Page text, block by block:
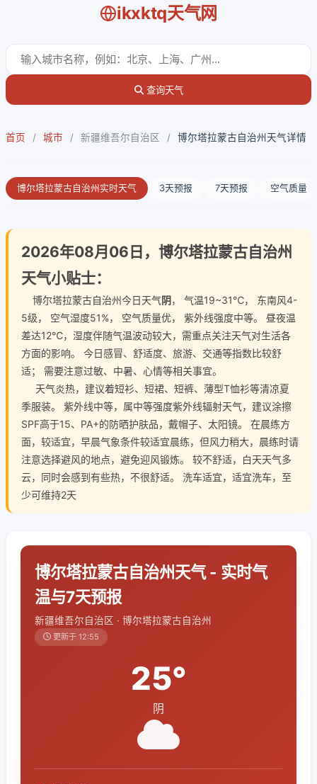
ikxktq天气网
查询天气
首页 / 城市 / 新疆维吾尔自治区 / 博尔塔拉蒙古自治州天气详情
博尔塔拉蒙古自治州实时天气 3天预报 7天预报 空气质量
2026年08月06日，博尔塔拉蒙古自治州
天气小贴士：
博尔塔拉蒙古自治州今日天气阴， 气温19~31℃， 东南风4-
5级， 空气湿度51%， 空气质量优， 紫外线强度中等。 昼夜温
差达12℃，湿度伴随气温波动较大，需重点关注天气对生活各
方面的影响。 今日感冒、舒适度、旅游、交通等指数比较舒
适； 需要注意过敏、中暑、心情等相关事宜。
天气炎热，建议着短衫、短裙、短裤、薄型T恤衫等清凉夏
季服装。 紫外线中等，属中等强度紫外线辐射天气，建议涂擦
SPF高于15、PA+的防晒护肤品，戴帽子、太阳镜。 在晨练方
面，较适宜，早晨气象条件较适宜晨练，但风力稍大，晨练时请
注意选择避风的地点，避免迎风锻炼。 较不舒适，白天天气多
云，同时会感到有些热，不很舒适。 洗车适宜，适宜洗车，至
少可维持2天
博尔塔拉蒙古自治州天气 - 实时气
温与7天预报
新疆维吾尔自治区 · 博尔塔拉蒙古自治州
更新于 12:55
25°
阴